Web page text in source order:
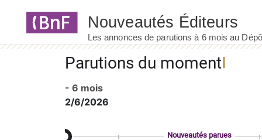
Parutions du moment
- 6 mois
2/6/2026
Nouveautés parues